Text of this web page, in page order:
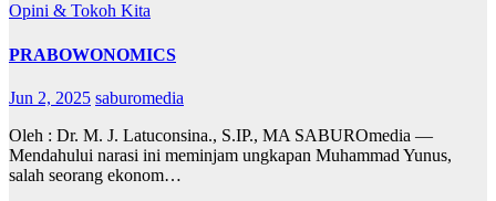
Opini & Tokoh Kita
PRABOWONOMICS
Jun 2, 2025 saburomedia
Oleh : Dr. M. J. Latuconsina., S.IP., MA SABUROmedia —
Mendahului narasi ini meminjam ungkapan Muhammad Yunus,
salah seorang ekonom…